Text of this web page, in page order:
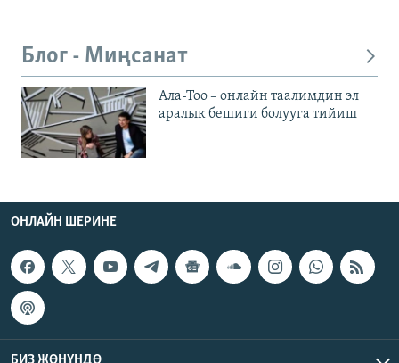
Блог - Миңсанат
Ала-Тоо – онлайн таалимдин эл
аралык бешиги болууга тийиш
ОНЛАЙН ШЕРИНЕ